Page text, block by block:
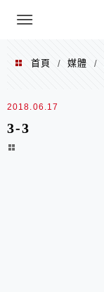
選單
首頁 / 媒體 /
2018.06.17
3-3